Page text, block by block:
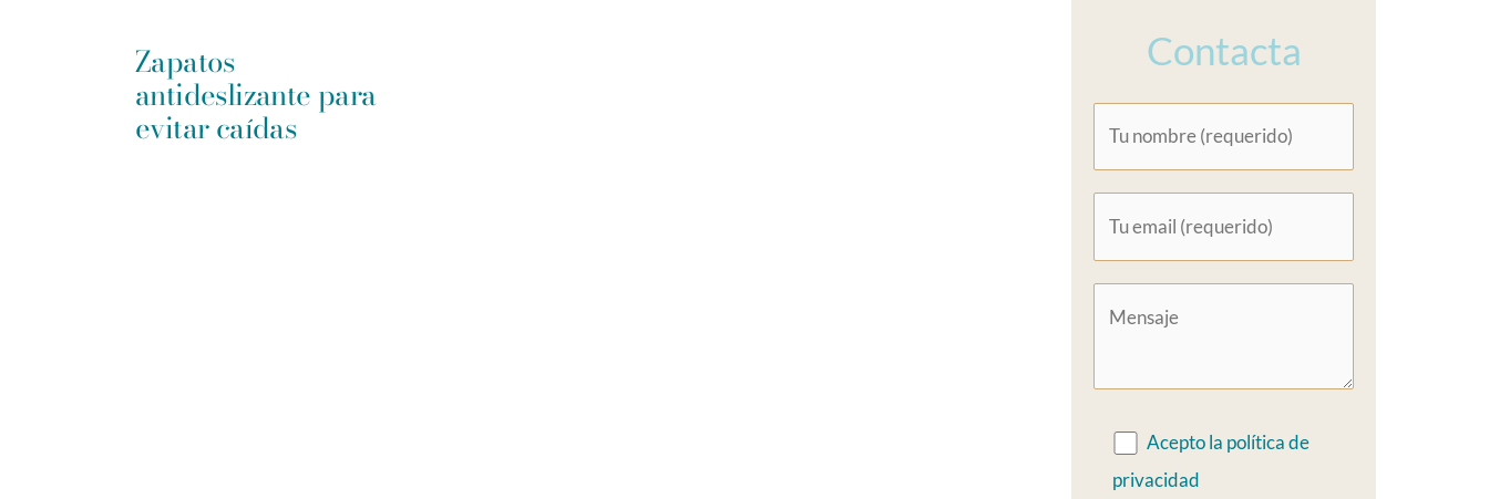
Zapatos
antideslizante para
evitar caídas
Contacta
Acepto la política de
privacidad